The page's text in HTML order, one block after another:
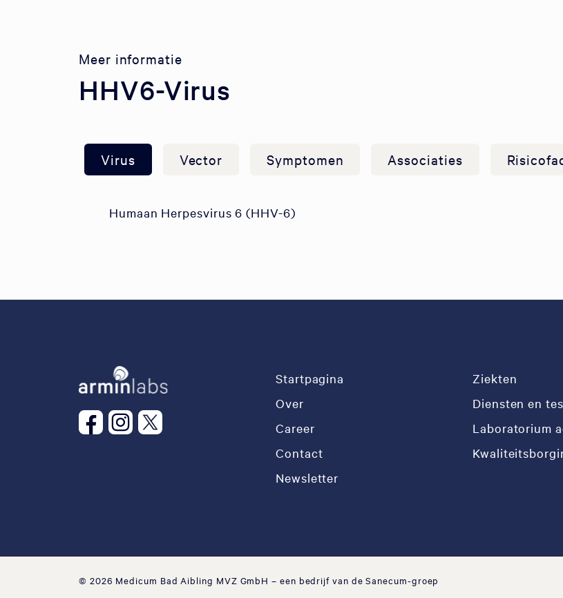
Meer informatie
HHV6-Virus
Virus Vector Symptomen Associaties
Humaan Herpesvirus 6 (HHV-6)
Startpagina
Over
Career
Contact
Newsletter
Ziekten
Diensten en
Laboratorium
© 2026 Medicum Bad Aibling MVZ GmbH– een bedrijf van de Sanecum-groep